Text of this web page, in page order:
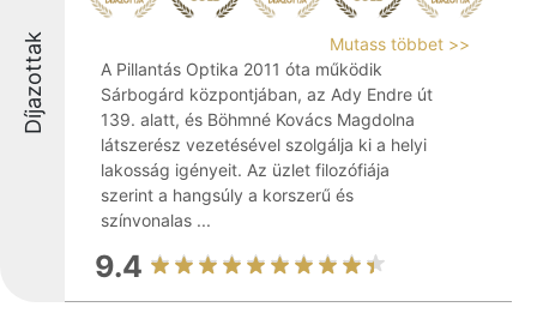
Díjazottak
Mutass többet >>
A Pillantás Optika 2011 óta működik
Sárbogárd központjában, az Ady Endre út
139. alatt, és Böhmné Kovács Magdolna
látszerész vezetésével szolgálja ki a helyi
lakosság igényeit. Az üzlet filozófiája
szerint a hangsúly a korszerű és
színvonalas ...
9.4